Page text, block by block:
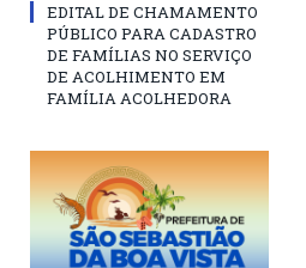
EDITAL DE CHAMAMENTO
PÚBLICO PARA CADASTRO
DE FAMÍLIAS NO SERVIÇO
DE ACOLHIMENTO EM
FAMÍLIA ACOLHEDORA